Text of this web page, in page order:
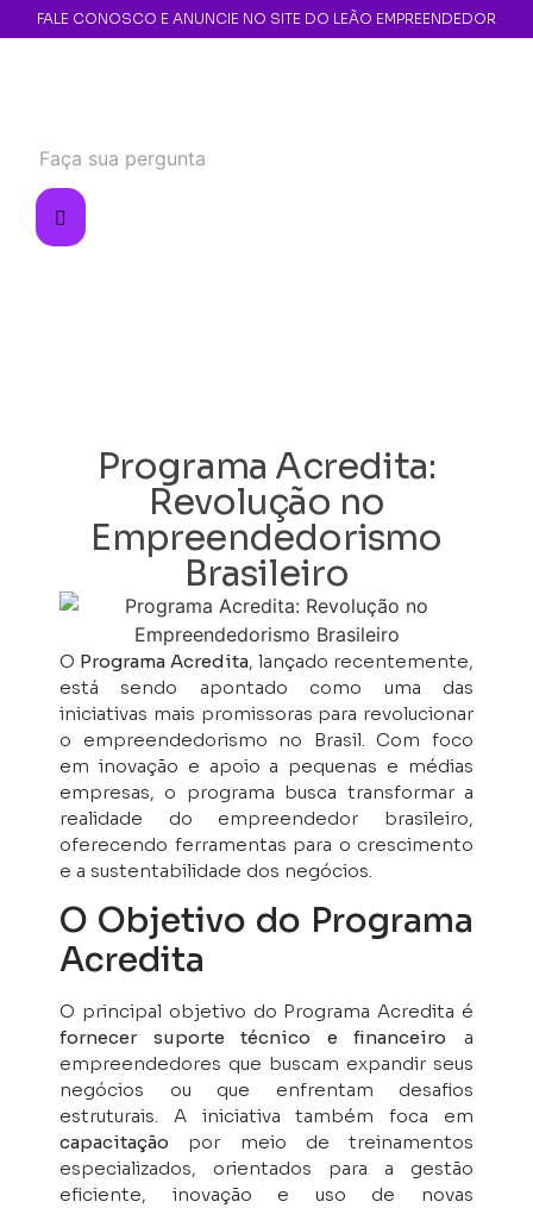
FALE CONOSCO E ANUNCIE NO SITE DO LEÃO EMPREENDEDOR
Programa Acredita:
Revolução no
Empreendedorismo
Brasileiro
O Programa Acredita, lançado recentemente,
está sendo apontado como uma das
iniciativas mais promissoras para revolucionar
o empreendedorismo no Brasil. Com foco
em inovação e apoio a pequenas e médias
empresas, o programa busca transformar a
realidade do empreendedor brasileiro,
oferecendo ferramentas para o crescimento
e a sustentabilidade dos negócios.
O Objetivo do Programa
Acredita
O principal objetivo do Programa Acredita é
fornecer suporte técnico e financeiro a
empreendedores que buscam expandir seus
negócios ou que enfrentam desafios
estruturais. A iniciativa também foca em
capacitação por meio de treinamentos
especializados, orientados para a gestão
eficiente, inovação e uso de novas